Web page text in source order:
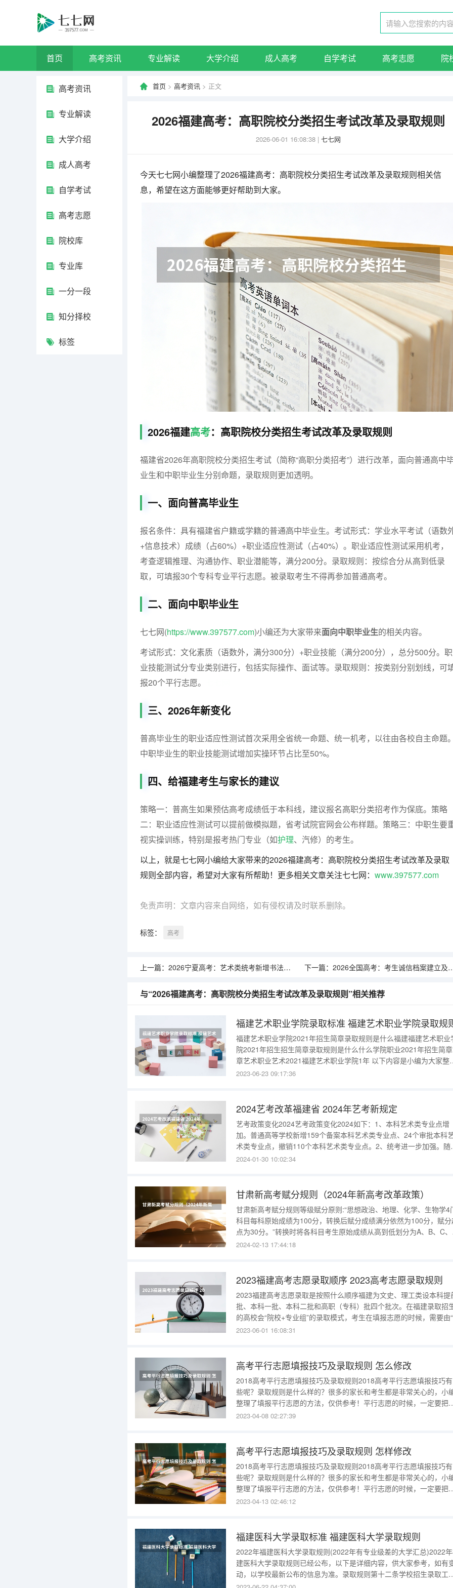
首页 高考资讯 专业解读 大学介绍 成人高考 自学考试 高考志愿 院
高考资讯
专业解读
大学介绍
成人高考
自学考试
高考志愿
院校库
专业库
一分一段
知分择校
标签
首页 > 高考资讯 > 正文
2026福建高考：高职院校分类招生考试改革及录取规则
2026-06-01 16:08:38 | 七七网
今天七七网小编整理了2026福建高考：高职院校分类招生考试改革及录取规则相关信
息，希望在这方面能够更好帮助到大家。
2026福建高考：高职院校分类招生考试改革及录取规则
福建省2026年高职院校分类招生考试（简称“高职分类招考”）进行改革，面向普通高中
业生和中职毕业生分别命题，录取规则更加透明。
一、面向普高毕业生
报名条件：具有福建省户籍或学籍的普通高中毕业生。考试形式：学业水平考试（语数
+信息技术）成绩（占60%）+职业适应性测试（占40%）。职业适应性测试采用机考，
考查逻辑推理、沟通协作、职业潜能等，满分200分。录取规则：按综合分从高到低录
取，可填报30个专科专业平行志愿。被录取考生不得再参加普通高考。
二、面向中职毕业生
七七网(https://www.397577.com)小编还为大家带来面向中职毕业生的相关内容。
考试形式：文化素质（语数外，满分300分）+职业技能（满分200分），总分500分。职
业技能测试分专业类别进行，包括实际操作、面试等。录取规则：按类别分别划线，可
报20个平行志愿。
三、2026年新变化
普高毕业生的职业适应性测试首次采用全省统一命题、统一机考，以往由各校自主命题
中职毕业生的职业技能测试增加实操环节占比至50%。
四、给福建考生与家长的建议
策略一： 普高生如果预估高考成绩低于本科线，建议报名高职分类招考作为保底。 策略
二： 职业适应性测试可以提前做模拟题，省考试院官网会公布样题。 策略三： 中职生要
视实操训练，特别是报考热门专业（如护理、汽修）的考生。
以上，就是七七网小编给大家带来的2026福建高考：高职院校分类招生考试改革及录取
规则全部内容，希望对大家有所帮助！更多相关文章关注七七网： www.397577.com
免责声明：文章内容来自网络，如有侵权请及时联系删除。
标签： 高考
上一篇： 2026宁夏高考：艺术类统考新增书法专业，考试内容与评分标准 下一篇： 2026全国高考：考生诚信档案建立及对复读生的影响
与“2026福建高考：高职院校分类招生考试改革及录取规则”相关推荐
福建艺术职业学院录取标准 福建艺术职业学院录取规
福建艺术职业学院2021年招生简章录取规则是什么福建福建艺术职业
院2021年招生招生简章录取规则是什么什么学院职业2021年招生简
章艺术职业艺术2021福建艺术职业学院1年 以下内容是小编为大家整理
的2021年福建艺术职业学院招生章程的主要内容，想要报考该校的同
2023-06-23 09:17:36
2024艺考改革福建省 2024年艺考新规定
艺考政策变化2024艺考政策变化2024如下：1、本科艺术类专业点增
加。普通高等学校新增159个备案本科艺术类专业点、24个审批本科
术类专业点，撤销110个本科艺术类专业点。2、统考进一步加强。随
艺考改革的步伐日益加大，一些非专业类艺术院校，纷纷在这两年中
2024-01-30 10:02:34
甘肃新高考赋分规则（2024年新高考改革政策）
甘肃新高考赋分规则等级赋分原则:“思想政治、地理、化学、生物学4
科目每科原始成绩为100分，转换后赋分成绩满分依然为100分，赋
点为30分。”转换时将各科目考生原始成绩从高到低划分为A、B、C、
D、E共5个等级，各等级人数所占比例分别约为15%、35%、35%、
2024-02-13 17:44:18
2023福建高考志愿录取顺序 2023高考志愿录取规则
2023福建高考志愿录取是按照什么顺序福建为文史、理工类设本科提
批、本科一批、本科二批和高职（专科）批四个批次。在福建录取招
的高校会“院校+专业组”的录取模式，考生在填报志愿的时候，需要由
校+专业组”组成，采取一所院校的一个录取顺序的详细信息，可以下
够了
2023-06-01 16:08:31
高考平行志愿填报技巧及录取规则 怎么修改
2018高考平行志愿填报技巧及录取规则2018高考平行志愿填报技巧
些呢？录取规则是什么样的？很多的家长和考生都是非常关心的，小
整理了填报平行志愿的方法，仅供参考！平行志愿的时候，一定要把
校分成各个档次，因为平行志愿在录取的时候，是从第一个到最后的
见我们报考平行志
2023-04-08 02:27:39
高考平行志愿填报技巧及录取规则 怎样修改
2018高考平行志愿填报技巧及录取规则2018高考平行志愿填报技巧
些呢？录取规则是什么样的？很多的家长和考生都是非常关心的，小
整理了填报平行志愿的方法，仅供参考！平行志愿的时候，一定要把
校分成各个档次，因为平行志愿在录取的时候，是从第一个到最后的
见我们报考平行志
2023-04-13 02:46:12
福建医科大学录取标准 福建医科大学录取规则
2022年福建医科大学录取规则(2022年有专业级差的大学汇总)2022
建医科大学录取规则已经公布，以下是详细内容，供大家参考，如有
动，以学校最新公布的信息为准。录取规则第十二条学校招生录取工
遵循公平竞争、公正选拔、公开程序的原则；实行“招生学校负责、省